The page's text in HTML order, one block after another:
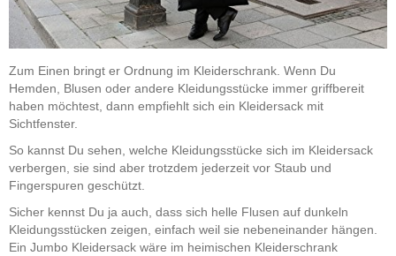
Zum Einen bringt er Ordnung im Kleiderschrank. Wenn Du
Hemden, Blusen oder andere Kleidungsstücke immer griffbereit
haben möchtest, dann empfiehlt sich ein Kleidersack mit
Sichtfenster.
So kannst Du sehen, welche Kleidungsstücke sich im Kleidersack
verbergen, sie sind aber trotzdem jederzeit vor Staub und
Fingerspuren geschützt.
Sicher kennst Du ja auch, dass sich helle Flusen auf dunkeln
Kleidungsstücken zeigen, einfach weil sie nebeneinander hängen.
Ein Jumbo Kleidersack wäre im heimischen Kleiderschrank